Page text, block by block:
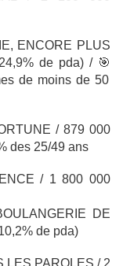
ENCORE PLUS
de pda) / 🎯
de moins de 50
/ 879 000
des 25/49 ans
/ 1 800 000
DE
de pda)